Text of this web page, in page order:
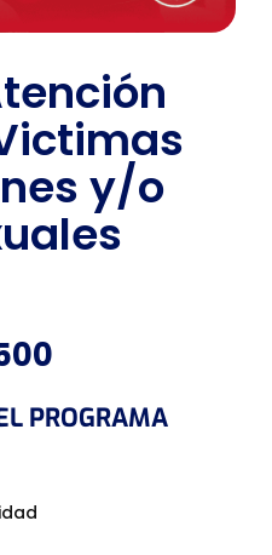
y/o
El
actual
es:
PROGRAMA